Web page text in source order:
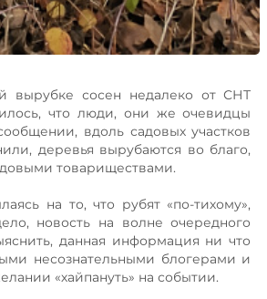
вырубке сосен недалеко от СНТ
что люди, они же очевидцы
вдоль садовых участков
деревья вырубаются во благо,
товариществами.
на то, что рубят «по-тихому»,
новость на волне очередного
данная информация ни что
несознательными блогерами и
«хайпануть» на событии.